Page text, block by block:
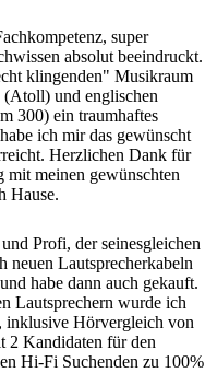
super
absolut beeindruckt.
klingenden" Musikraum
und englischen
300) ein traumhaftes
ich mir das gewünscht
Herzlichen Dank für
mit meinen gewünschten
Hause.
Profi, der seinesgleichen
neuen Lautsprecherkabeln
habe dann auch gekauft.
Lautsprechern wurde ich
inklusive Hörvergleich von
2 Kandidaten für den
Hi-Fi Suchenden zu 100%